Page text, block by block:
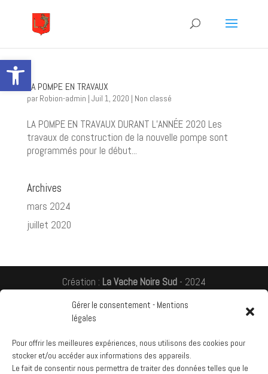
Ouvrir la barre d’outils
Gérer le consentement - Mentions
légales
Pour offrir les meilleures expériences, nous utilisons des cookies pour
stocker et/ou accéder aux informations des appareils.
Le fait de consentir nous permettra de traiter des données telles que le
LA POMPE EN TRAVAUX
par Robion-admin | Juil 1, 2020 | Non classé
LA POMPE EN TRAVAUX DURANT L’ANNÉE 2020 Les
travaux de construction de la nouvelle pompe sont
programmés pour le début...
Archives
mars 2024
juillet 2020
Création : La Vache Noire Sud- 2024